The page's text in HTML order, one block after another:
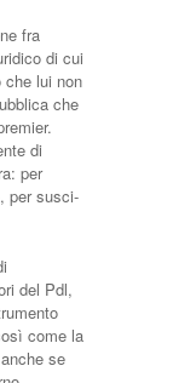
fra
di cui
che lui non
che
di
per
per susci­
del Pdl,
co­me la
se